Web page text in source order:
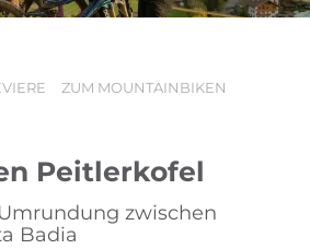
WIR
ZUM MOUNTAINBIKEN
Peitlerkofel
zwischen
Badia